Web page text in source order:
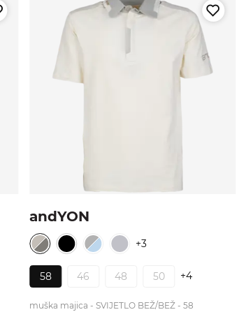
andYON
+3
58 46 48 50 +4
muška majica - SVIJETLO BEŽ/BEŽ - 58